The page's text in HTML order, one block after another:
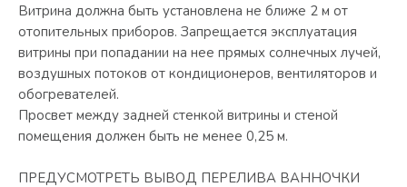
Витрина должна быть установлена не ближе 2 м от
отопительных приборов. Запрещается эксплуатация
витрины при попадании на нее прямых солнечных лучей,
воздушных потоков от кондиционеров, вентиляторов и
обогревателей.
Просвет между задней стенкой витрины и стеной
помещения должен быть не менее 0,25 м.
ПРЕДУСМОТРЕТЬ ВЫВОД ПЕРЕЛИВА ВАННОЧКИ